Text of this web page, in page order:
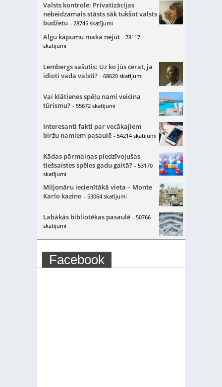
Valsts kontrole: Privatizācijas
nebeidzamais stāsts sāk tukšot valsts
budžetu - 28745 skatījumi
Algu kāpumu makā nejūt - 78117
skatījumi
Lembergs sašutis: Uz ko jūs cerat, ja
idioti vada valsti? - 68620 skatījumi
Vai klātienes spēļu nami veicina
tūrismu? - 55672 skatījumi
Interesanti fakti par vecākajiem
biržu namiem pasaulē - 54214 skatījumi
Kādas pārmaiņas piedzīvojušas
tiešsaistes spēles gadu gaitā? - 53170
skatījumi
Miljonāru iecienītākā vieta – Monte
Karlo kazino - 53064 skatījumi
Labākās bibliotēkas pasaulē - 50766
skatījumi
Facebook